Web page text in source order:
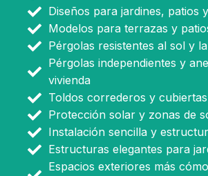
Diseños para jardines, patios
Modelos para terrazas y
Pérgolas resistentes al sol y
Pérgolas independientes y
vivienda
Toldos correderos y
Protección solar y zonas de
Instalación sencilla y
Estructuras elegantes para
Espacios exteriores más